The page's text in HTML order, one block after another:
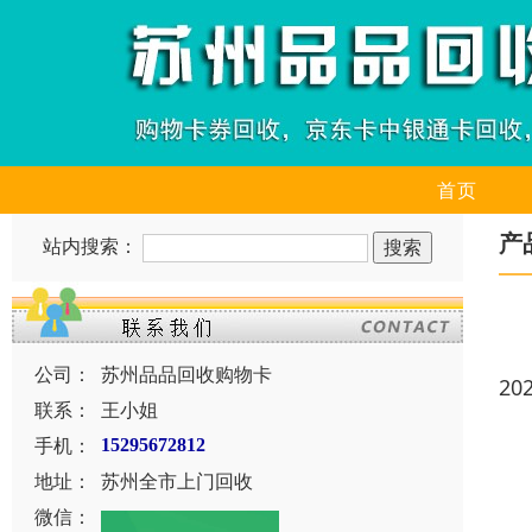
首页
站内搜索：
公司：
苏州品品回收购物卡
联系：
王小姐
手机：
15295672812
地址：
苏州全市上门回收
微信：
产